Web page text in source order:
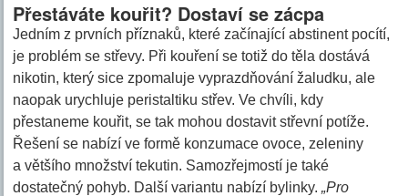
Přestáváte kouřit? Dostaví se zácpa
Jedním z prvních příznaků, které začínající abstinent pocítí,
je problém se střevy. Při kouření se totiž do těla dostává
nikotin, který sice zpomaluje vyprazdňování žaludku, ale
naopak urychluje peristaltiku střev. Ve chvíli, kdy
přestaneme kouřit, se tak mohou dostavit střevní potíže.
Řešení se nabízí ve formě konzumace ovoce, zeleniny
a většího množství tekutin. Samozřejmostí je také
dostatečný pohyb. Další variantu nabízí bylinky. „Pro